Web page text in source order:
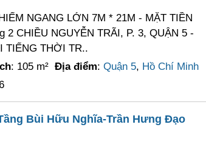
NGANG LỚN 7M * 21M - MẶT TIỀN
2 CHIỀU NGUYỄN TRÃI, P. 3, QUẬN 5 -
TIẾNG THỜI TR..
: 105 m² Địa điểm: Quận 5, Hồ Chí Minh
Bùi Hữu Nghĩa-Trần Hưng Đạo